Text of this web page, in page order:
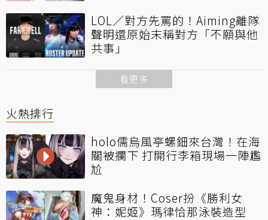
LOL／對方先罵的！Aiming離隊
聲明還原始末稱對方「不願與他
共事」
看更多
火熱排行
holo儒烏風亭螺鈿來台灣！在海
關被攔下 打開行李箱現場一陣尷
尬
魔鬼身材！Coser扮《勝利女
神：妮姬》瑪律恰那泳裝造型